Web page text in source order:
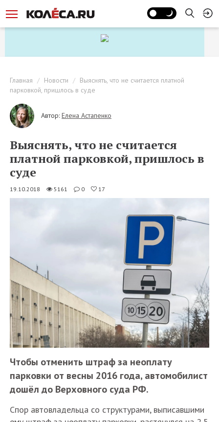
Главная Новости
Выяснять, что не считается платной
парковкой, пришлось в суде
Автор: Елена Астапенко
Выяснять, что не считается
платной парковкой, пришлось в
суде
19.10.2018 5161 0 17
Чтобы отменить штраф за неоплату
парковки от весны 2016 года, автомобилист
дошёл до Верховного суда РФ.
Спор автовладельца со структурами, выписавшими